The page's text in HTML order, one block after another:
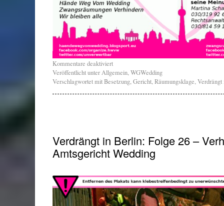
Kommentare deaktiviert
Veröffentlicht unterAllgemein,WGWedding
Verschlagwortet mitBesetzung,Gericht,Räumungsklage,
Verdrängt in Berlin: Folge 26 –
Amtsgericht Wedding